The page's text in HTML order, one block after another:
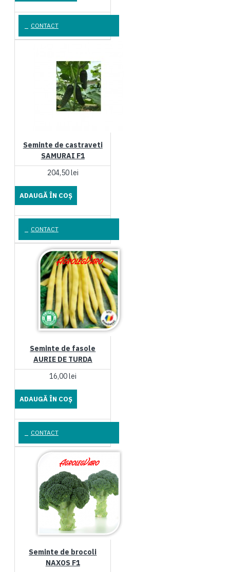
CONTACT
Seminte de castraveti
SAMURAI F1
204,50 lei
ADAUGĂ ÎN COŞ
CONTACT
Seminte de fasole
AURIE DE TURDA
16,00 lei
ADAUGĂ ÎN COŞ
CONTACT
Seminte de brocoli
NAXOS F1